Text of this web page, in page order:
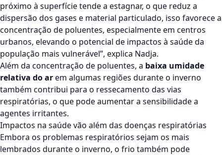
próximo à superfície tende a estagnar, o que reduz a
dispersão dos gases e material particulado, isso favorece a
concentração de poluentes, especialmente em centros
urbanos, elevando o potencial de impactos à saúde da
população mais vulnerável”, explica Nadja.
Além da concentração de poluentes, a baixa umidade
relativa do arem algumas regiões durante o inverno
também contribui para o ressecamento das vias
respiratórias, o que pode aumentar a sensibilidade a
agentes irritantes.
Impactos na saúde vão além das doenças respiratórias
Embora os problemas respiratórios sejam os mais
lembrados durante o inverno, o frio também pode